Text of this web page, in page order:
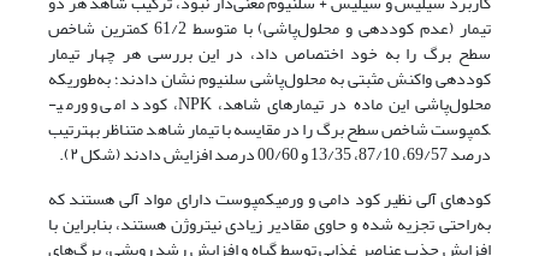
تیمار (عدم کوددهی و محلول‌پاشی) با متوسط 61/2 کمترین شاخص
سطح برگ را به خود اختصاص داد، در این بررسی هر چهار تیمار
کوددهی واکنش مثبتی به محلول‌پاشی سلنیوم نشان دادند؛ به‌طوری­که
محلول‌پاشی این ماده در تیمارهای شاهد، NPK، کود دامی و ورمی­
کمپوست شاخص سطح برگ را در مقایسه با تیمار شاهد متناظر به­ترتیب
درصد 69/57، 87/10، 13/35 و 00/60 درصد افزایش دادند (شکل ۲).
کودهای آلی نظیر کود دامی و ورمی­کمپوست دارای مواد آلی هستند که
به‌راحتی تجزیه شده و حاوی مقادیر زیادی نیتروژن هستند، بنابراین با